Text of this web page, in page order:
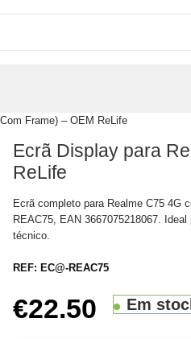
Frame) – OEM ReLife
Ecrã Display para
ReLife
Ecrã completo para Realme C75 4G
REAC75, EAN 3667075218067.
técnico.
REF: EC@-REAC75
€22.50 Em